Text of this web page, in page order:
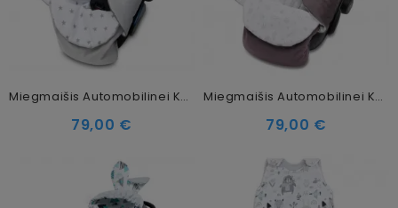
Miegmaišis Automobilinei Kėdutei, Vežimėliui Nunki Star
79,00 €
Miegmaišis Automobilinei Kėdutei, Vežimėliui Toffi
79,00 €